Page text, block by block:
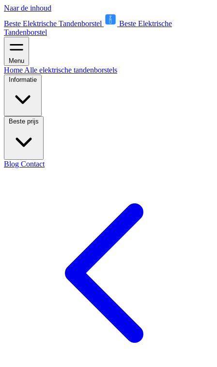
Naar de inhoud
Beste Elektrische Tandenborstel
Beste Elektrische
Tandenborstel
Menu
Home Alle elektrische tandenborstels
Informatie
Beste prijs
Blog Contact